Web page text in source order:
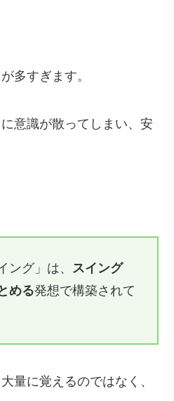
多すぎます。
意識が散ってしまい、安
ング」は、 スイング
める発想で構築されて
量に覚えるのではなく、